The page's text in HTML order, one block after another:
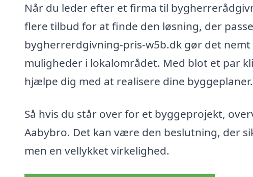
Når du leder efter et firma til
flere tilbud for at finde den løsning, der
bygherrerdgivning-pris-w5b.dk gør det
muligheder i lokalområdet. Med blot et par
hjælpe dig med at realisere dine byggeplaner.
Så hvis du står over for et byggeprojekt,
Aabybro. Det kan være den beslutning, der
men en vellykket virkelighed.